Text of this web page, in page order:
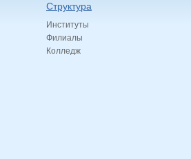
Структура
Институты
Филиалы
Колледж